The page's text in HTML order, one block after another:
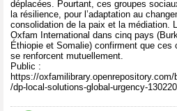
déplacées. Pourtant, ces groupes
la résilience, pour l’adaptation au
consolidation de la paix et la médiation.
Oxfam International dans cinq pays
Éthiopie et Somalie) confirment que
se renforcent mutuellement.
Public :
https://
/dp-local-solutions-global-urgency-